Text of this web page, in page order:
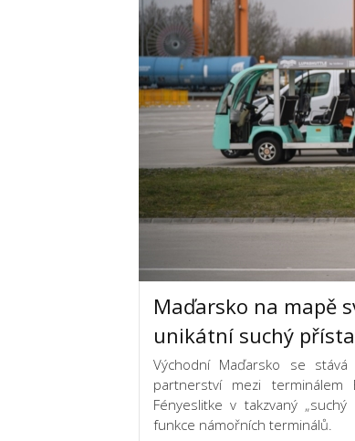
Maďarsko na mapě
unikátní suchý
Východní Maďarsko se
partnerství mezi terminálem
Fényeslitke v takzvaný
funkce námořních terminálů.